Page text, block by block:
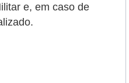
e, em caso de